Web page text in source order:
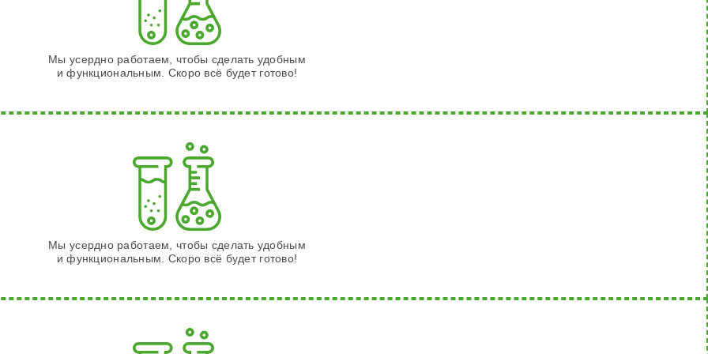
Мы усердно работаем, чтобы сделать удобным
и функциональным. Скоро всё будет готово!
Мы усердно работаем, чтобы сделать удобным
и функциональным. Скоро всё будет готово!